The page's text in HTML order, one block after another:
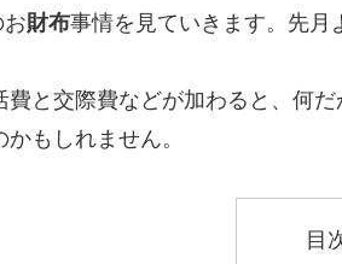
お財布事情を見ていきます。先月
と交際費などが加わると、何
もしれません。
目